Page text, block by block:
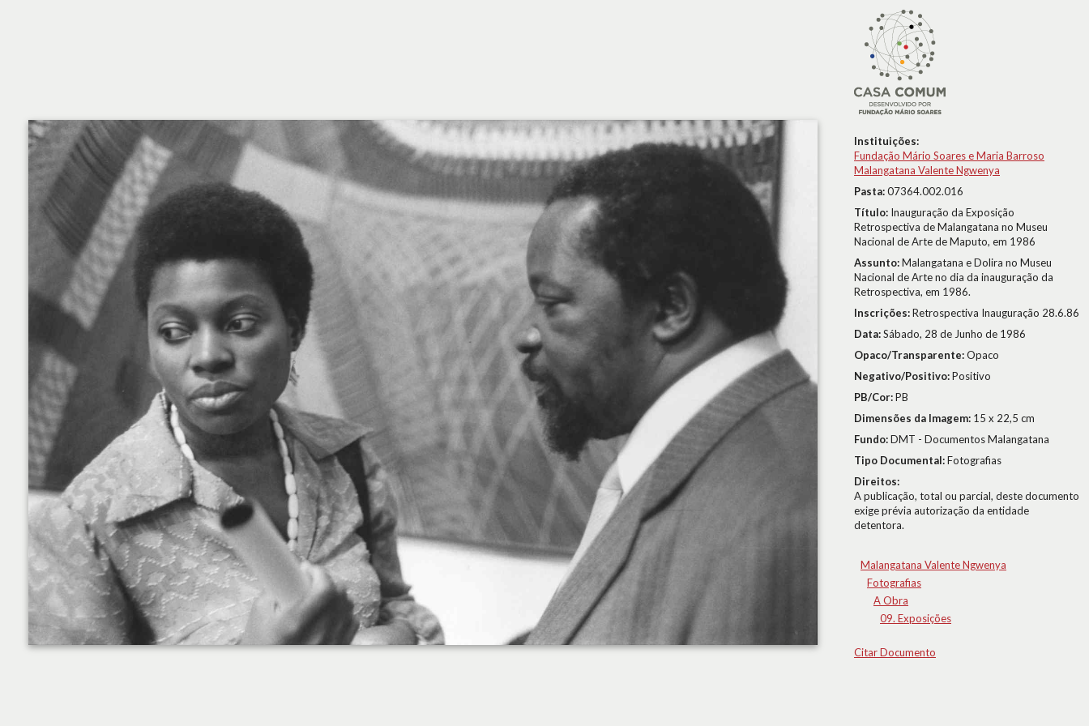
Instituições:
Fundação Mário Soares e Maria Barroso
Malangatana Valente Ngwenya
Pasta:07364.002.016
Título: Inauguração da Exposição
Retrospectiva de Malangatana no Museu
Nacional de Arte de Maputo, em 1986
Assunto:Malangatana e Dolira no Museu
Nacional de Arte no dia da inauguração da
Retrospectiva, em 1986.
Inscrições:Retrospectiva Inauguração 28.6.86
Data:Sábado, 28 de Junho de 1986
Opaco/Transparente:Opaco
Negativo/Positivo:Positivo
PB/Cor:PB
Dimensões da Imagem: 15 x 22,5 cm
Fundo:DMT - Documentos Malangatana
Tipo Documental:Fotografias
Direitos:
A publicação, total ou parcial, deste documento
exige prévia autorização da entidade
detentora.
Malangatana Valente Ngwenya
Fotografias
A Obra
09. Exposições
Citar Documento